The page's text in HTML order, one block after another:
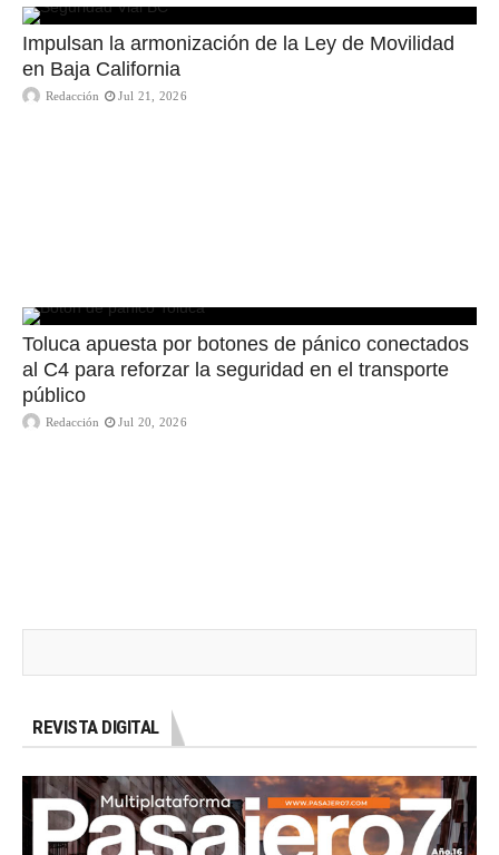
Impulsan la armonización de la Ley de Movilidad
en Baja California
Redacción Jul 21, 2026
Toluca apuesta por botones de pánico conectados
al C4 para reforzar la seguridad en el transporte
público
Redacción Jul 20, 2026
REVISTA DIGITAL